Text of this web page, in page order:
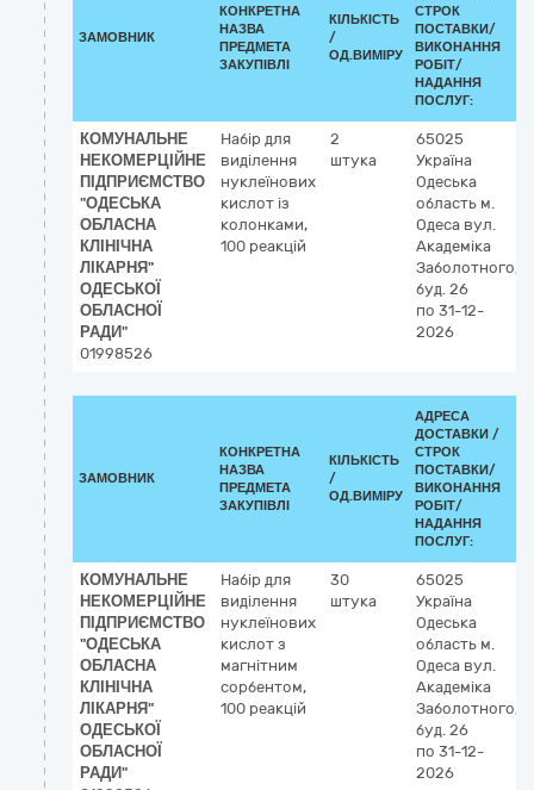
ЗАМОВНИК
КОНКРЕТНА
НАЗВА
ПРЕДМЕТА
ЗАКУПІВЛІ
КІЛЬКІСТЬ
/
ОД.ВИМІРУ
СТРОК
ПОСТАВКИ/
ВИКОНАННЯ
РОБІТ/
НАДАННЯ
ПОСЛУГ:
КОМУНАЛЬНЕ
НЕКОМЕРЦІЙНЕ
ПІДПРИЄМСТВО
"ОДЕСЬКА
ОБЛАСНА
КЛІНІЧНА
ЛІКАРНЯ"
ОДЕСЬКОЇ
ОБЛАСНОЇ
РАДИ"
01998526
Набір для
виділення
нуклеїнових
кислот із
колонками,
100 реакцій
2
штука
65025
Україна
Одеська
область м.
Одеса вул.
Академіка
Заболотного,
буд. 26
по 31-12-
2026
ЗАМОВНИК
КОНКРЕТНА
НАЗВА
ПРЕДМЕТА
ЗАКУПІВЛІ
КІЛЬКІСТЬ
/
ОД.ВИМІРУ
АДРЕСА
ДОСТАВКИ /
СТРОК
ПОСТАВКИ/
ВИКОНАННЯ
РОБІТ/
НАДАННЯ
ПОСЛУГ:
КОМУНАЛЬНЕ
НЕКОМЕРЦІЙНЕ
ПІДПРИЄМСТВО
"ОДЕСЬКА
ОБЛАСНА
КЛІНІЧНА
ЛІКАРНЯ"
ОДЕСЬКОЇ
ОБЛАСНОЇ
РАДИ"
Набір для
виділення
нуклеїнових
кислот з
магнітним
сорбентом,
100 реакцій
30
штука
65025
Україна
Одеська
область м.
Одеса вул.
Академіка
Заболотного,
буд. 26
по 31-12-
2026